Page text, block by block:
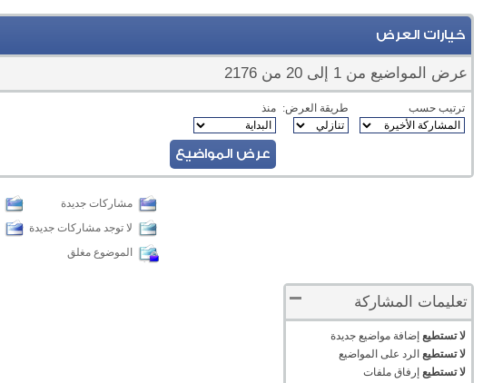
خيارات العرض
عرض المواضيع من 1 إلى 20 من 2176
ترتيب حسب طريقة العرض: منذ
مشاركات جديدة
لا توجد مشاركات جديدة
الموضوع مغلق
تعليمات المشاركة
لا تستطيع إضافة مواضيع جديدة
لا تستطيع الرد على المواضيع
لا تستطيع إرفاق ملفات